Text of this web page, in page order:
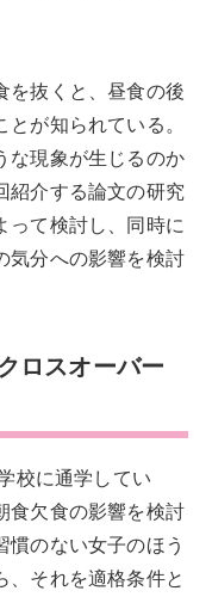
を抜くと、昼食の後
が知られている。
な現象が生じるのか
紹介する論文の研究
って検討し、同時に
気分への影響を検討
ロスオーバー
校に通学してい
食欠食の影響を検討
慣のない女子のほう
、それを適格条件と